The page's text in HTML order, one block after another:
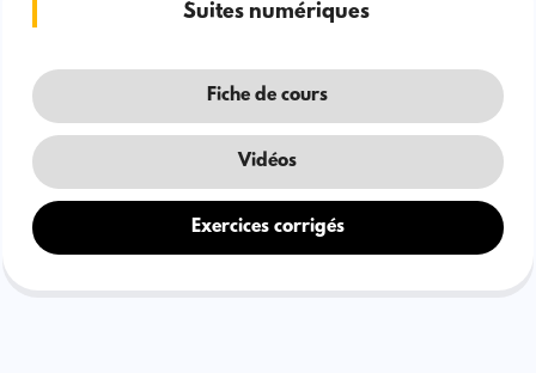
Suites numériques
Fiche de cours
Vidéos
Exercices corrigés